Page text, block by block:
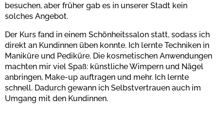
besuchen, aber früher gab es in unserer Stadt kein
solches Angebot.
Der Kurs fand in einem Schönheitssalon statt, sodass ich
direkt an Kundinnen üben konnte. Ich lernte Techniken in
Maniküre und Pediküre. Die kosmetischen Anwendungen
machten mir viel Spaß: künstliche Wimpern und Nägel
anbringen, Make-up auftragen und mehr. Ich lernte
schnell. Dadurch gewann ich Selbstvertrauen auch im
Umgang mit den Kundinnen.